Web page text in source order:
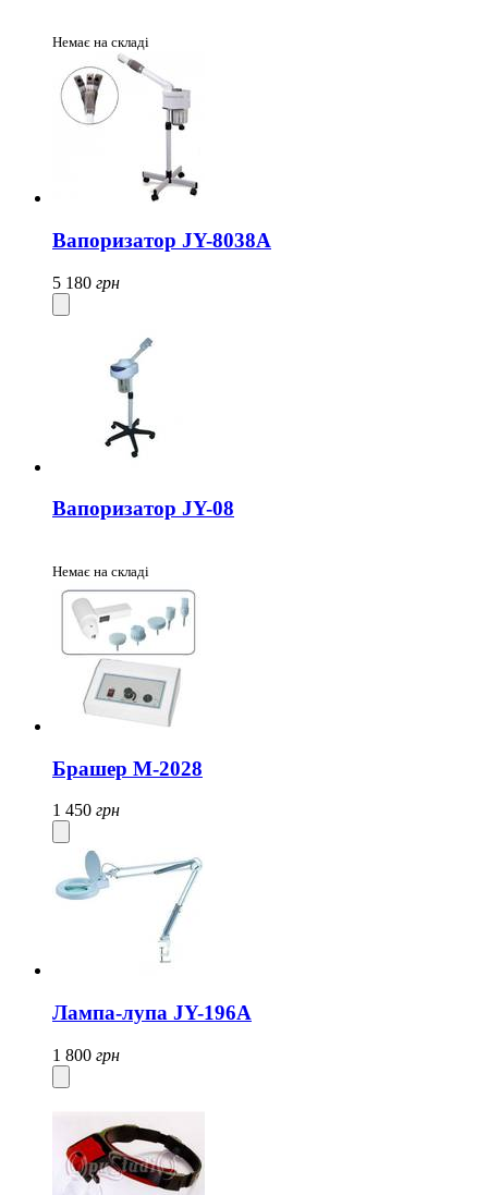
Немає на складі
Вапоризатор JY-8038A
5 180 грн
Вапоризатор JY-08
Немає на складі
Брашер М-2028
1 450 грн
Лампа-лупа JY-196А
1 800 грн